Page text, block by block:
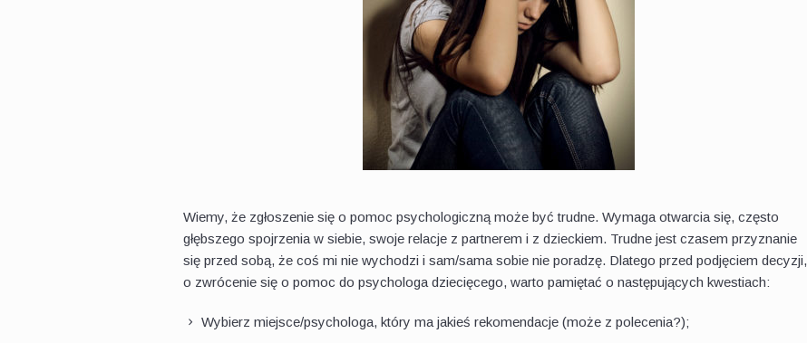
Wiemy, że zgłoszenie się o pomoc psychologiczną może być trudne. Wymaga otwarcia się, często
głębszego spojrzenia w siebie, swoje relacje z partnerem i z dzieckiem. Trudne jest czasem przyznanie
się przed sobą, że coś mi nie wychodzi i sam/sama sobie nie poradzę. Dlatego przed podjęciem decyzji,
o zwrócenie się o pomoc do psychologa dziecięcego, warto pamiętać o następujących kwestiach:
Wybierz miejsce/psychologa, który ma jakieś rekomendacje (może z polecenia?);